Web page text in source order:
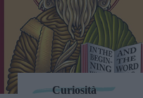
Curiosità